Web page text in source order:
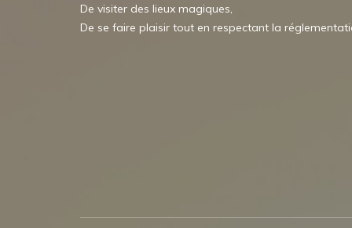
De visiter des lieux magiques,
De se faire plaisir tout en respectant la